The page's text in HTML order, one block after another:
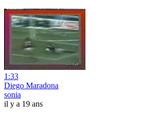
1:33
Diego Maradona
sonia
il y a 19 ans